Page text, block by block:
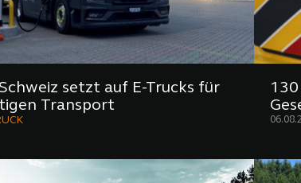
setzt auf E-Trucks für
Transport